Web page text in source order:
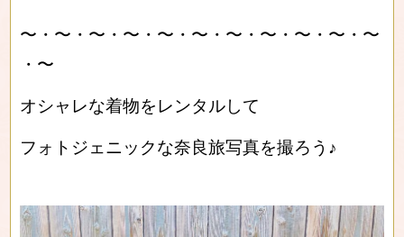
〜・〜・〜・〜・〜・〜・〜・〜・〜・〜・〜
・〜
オシャレな着物をレンタルして
フォトジェニックな奈良旅写真を撮ろう♪